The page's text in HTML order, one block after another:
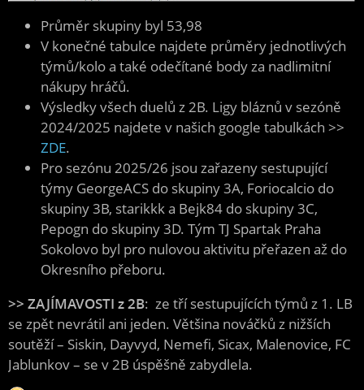
Průměr skupiny byl 53,98
V konečné tabulce najdete průměry jednotlivých
týmů/kolo a také odečítané body za nadlimitní
nákupy hráčů.
Výsledky všech duelů z 2B. Ligy bláznů v sezóně
2024/2025 najdete v našich google tabulkách >>
ZDE.
Pro sezónu 2025/26 jsou zařazeny sestupující
týmy GeorgeACS do skupiny 3A, Foriocalcio do
skupiny 3B, starikkk a Bejk84 do skupiny 3C,
Pepogn do skupiny 3D. Tým TJ Spartak Praha
Sokolovo byl pro nulovou aktivitu přeřazen až do
Okresního přeboru.
>> ZAJÍMAVOSTI z 2B: ze tří sestupujících týmů z 1. LB
se zpět nevrátil ani jeden. Většina nováčků z nižších
soutěží – Siskin, Dayvyd, Nemefi, Sicax, Malenovice, FC
Jablunkov – se v 2B úspěšně zabydlela.